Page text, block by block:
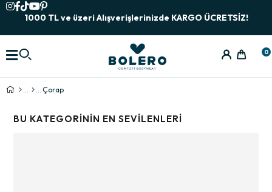
1000 TL ve üzeri Alışverişlerinizde KARGO ÜCRETSİZ!
0
Çorap
BU KATEGORININ EN SEVILENLERI